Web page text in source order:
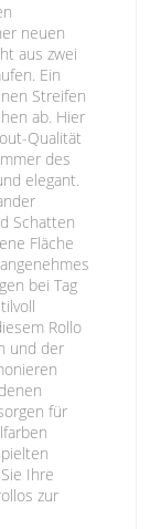
neuen
aus zwei
Ein
Streifen
ab. Hier
Qualität
des
elegant.
Schatten
Fläche
bei Tag
Rollo
und der
für
Ihre
zur